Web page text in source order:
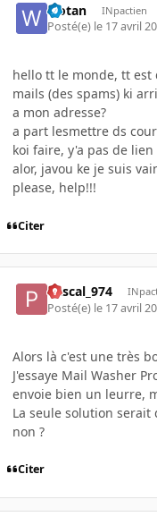
wotan INpactien
Posté(e) le 17 avril
hello tt le monde, tt est
mails (des spams) ki
a mon adresse?
a part lesmettre ds
koi faire, y'a pas de
alor, javou ke je suis
please, help!!!
Citer
Pascal_974
Posté(e) le 17 avril
Alors là c'est une très
J'essaye Mail Washer
envoie bien un leurre,
La seule solution
non ?
Citer